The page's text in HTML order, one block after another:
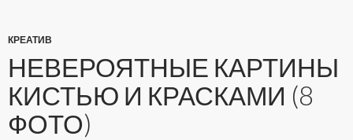
КРЕАТИВ
НЕВЕРОЯТНЫЕ КАРТИНЫ
КИСТЬЮ И КРАСКАМИ (8
ФОТО)